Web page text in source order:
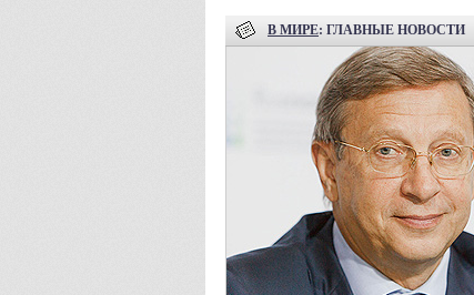
В МИРЕ: ГЛАВНЫЕ НОВОСТИ